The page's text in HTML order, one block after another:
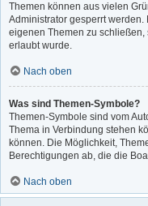
Themen können aus vielen
Administrator gesperrt
eigenen Themen zu
erlaubt wurde.
Nach oben
Was sind Themen-Symbole?
Themen-Symbole sind vom
Thema in Verbindung stehen
können. Die Möglichkeit,
Berechtigungen ab, die die
Nach oben